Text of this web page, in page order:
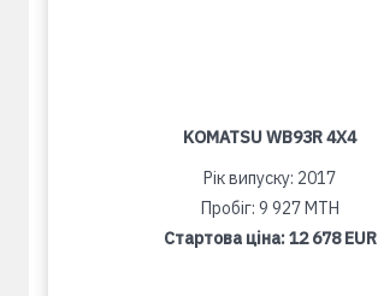
KOMATSU WB93R 4X4
Рік випуску: 2017
Пробіг: 9 927 MTH
Стартова ціна:12 678 EUR